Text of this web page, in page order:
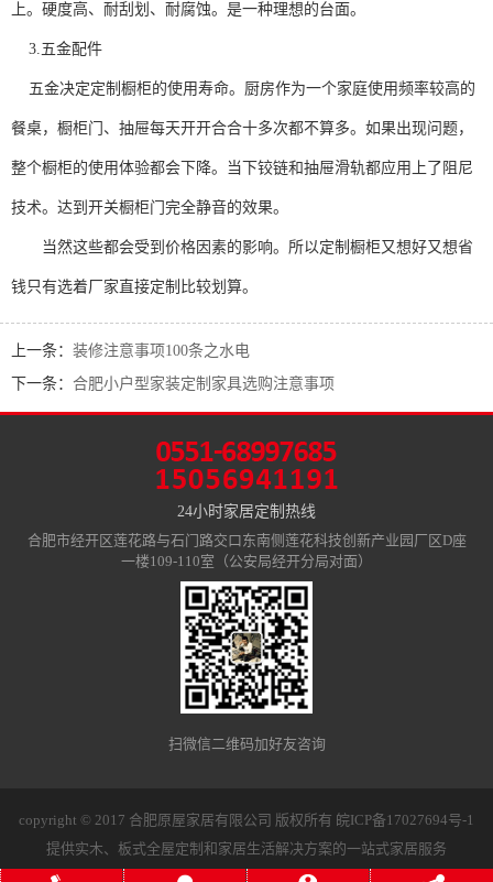
上。硬度高、耐刮划、耐腐蚀。是一种理想的台面。
3.五金配件
五金决定定制橱柜的使用寿命。厨房作为一个家庭使用频率较高的
餐桌，橱柜门、抽屉每天开开合合十多次都不算多。如果出现问题，
整个橱柜的使用体验都会下降。当下铰链和抽屉滑轨都应用上了阻尼
技术。达到开关橱柜门完全静音的效果。
当然这些都会受到价格因素的影响。所以定制橱柜又想好又想省
钱只有选着厂家直接定制比较划算。
上一条： 装修注意事项100条之水电
下一条： 合肥小户型家装定制家具选购注意事项
24小时家居定制热线
合肥市经开区莲花路与石门路交口东南侧莲花科技创新产业园厂区D座
一楼109-110室（公安局经开分局对面）
扫微信二维码加好友咨询
copyright © 2017 合肥原屋家居有限公司 版权所有 皖ICP备17027694号-1
提供实木、板式全屋定制和家居生活解决方案的一站式家居服务